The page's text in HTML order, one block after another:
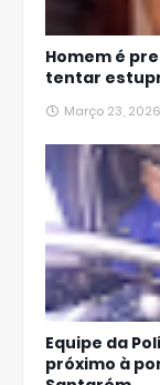
Homem é
tentar
Março 23, 2026
Equipe da
próximo à